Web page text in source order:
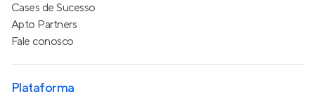
Cases de Sucesso
Apto Partners
Fale conosco
Plataforma